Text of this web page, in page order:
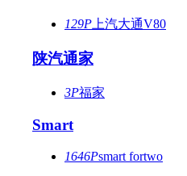
129P 上汽大通V80
陕汽通家
3P福家
Smart
1646Psmart fortwo